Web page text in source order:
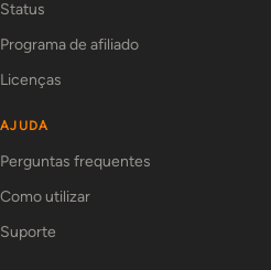
Status
Programa de afiliado
Licenças
AJUDA
Perguntas frequentes
Como utilizar
Suporte